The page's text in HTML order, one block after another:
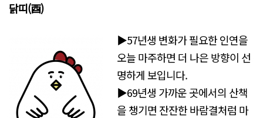
닭띠(酉)
▶57년생 변화가 필요한 인연을
오늘 마주하면 더 나은 방향이 선
명하게 보입니다.
▶69년생 가까운 곳에서의 산책
을 챙기면 잔잔한 바람결처럼 마